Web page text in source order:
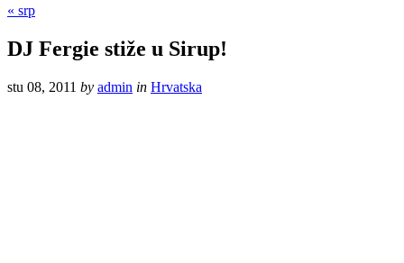
« srp
DJ Fergie stiže u Sirup!
stu 08, 2011 by admin in Hrvatska